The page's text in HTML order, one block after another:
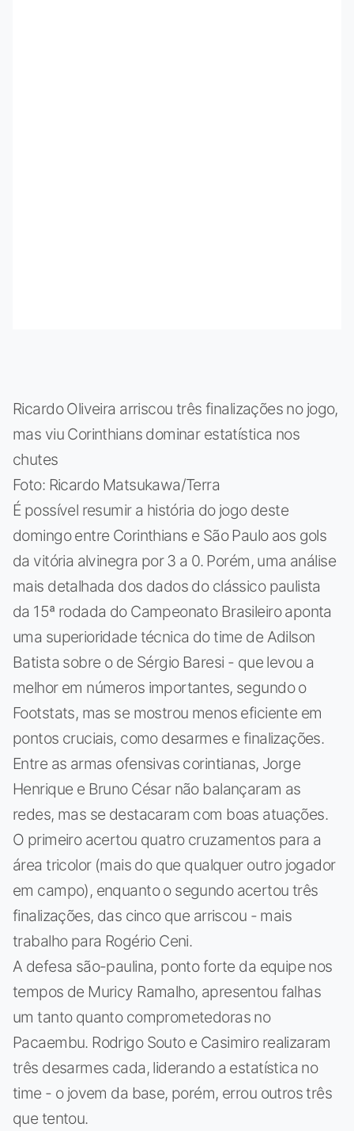
Ricardo Oliveira arriscou três finalizações no jogo,
mas viu Corinthians dominar estatística nos
chutes
Foto: Ricardo Matsukawa/Terra
É possível resumir a história do jogo deste
domingo entre Corinthians e São Paulo aos gols
da vitória alvinegra por 3 a 0. Porém, uma análise
mais detalhada dos dados do clássico paulista
da 15ª rodada do Campeonato Brasileiro aponta
uma superioridade técnica do time de Adilson
Batista sobre o de Sérgio Baresi - que levou a
melhor em números importantes, segundo o
Footstats, mas se mostrou menos eficiente em
pontos cruciais, como desarmes e finalizações.
Entre as armas ofensivas corintianas, Jorge
Henrique e Bruno César não balançaram as
redes, mas se destacaram com boas atuações.
O primeiro acertou quatro cruzamentos para a
área tricolor (mais do que qualquer outro jogador
em campo), enquanto o segundo acertou três
finalizações, das cinco que arriscou - mais
trabalho para Rogério Ceni.
A defesa são-paulina, ponto forte da equipe nos
tempos de Muricy Ramalho, apresentou falhas
um tanto quanto comprometedoras no
Pacaembu. Rodrigo Souto e Casimiro realizaram
três desarmes cada, liderando a estatística no
time - o jovem da base, porém, errou outros três
que tentou.